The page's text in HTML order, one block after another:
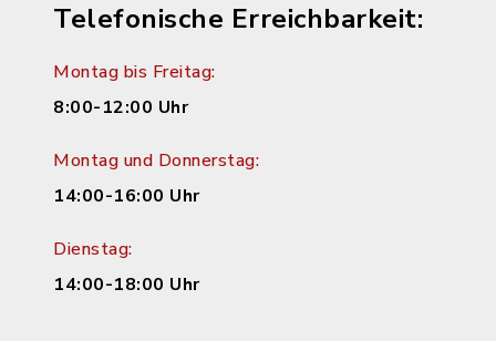
Telefonische Erreichbarkeit:
Montag bis Freitag:
8:00-12:00 Uhr
Montag und Donnerstag:
14:00-16:00 Uhr
Dienstag:
14:00-18:00 Uhr